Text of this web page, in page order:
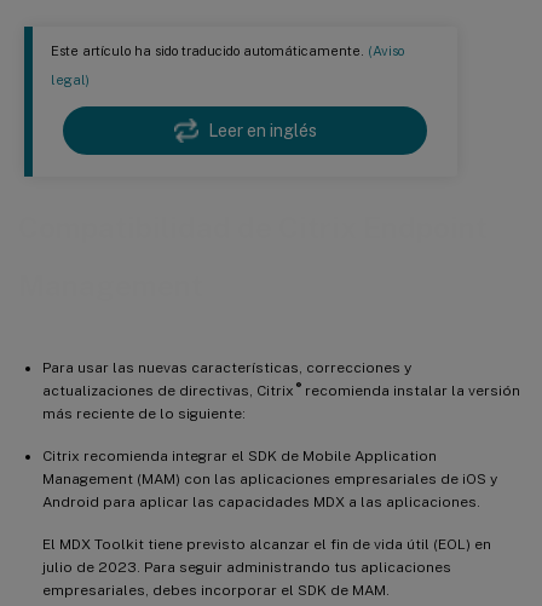
Este artículo ha sido traducido automáticamente. (Aviso
legal)
Leer en inglés
Para usar las nuevas características, correcciones y
actualizaciones de directivas, Citrix ®recomienda instalar la versión
más reciente de lo siguiente:
Citrix recomienda integrar el SDK de Mobile Application
Management (MAM) con las aplicaciones empresariales de iOS y
Android para aplicar las capacidades MDX a las aplicaciones.
El MDX Toolkit tiene previsto alcanzar el fin de vida útil (EOL) en
julio de 2023. Para seguir administrando tus aplicaciones
empresariales, debes incorporar el SDK de MAM.